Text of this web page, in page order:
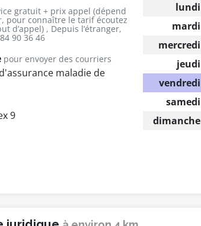
gratuit + prix appel (dépend
pour connaître le tarif écoutez
d’appel) , Depuis l’étranger,
90 36 46
pour envoyer des courriers
maladie de
9
lundi
mardi
mercredi
jeudi
vendredi
samedi
dimanche